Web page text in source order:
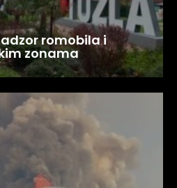
romobila i
zonama